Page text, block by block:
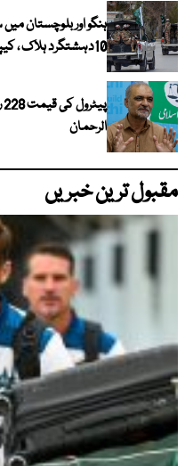
ہنگو اور بلوچستان میں
10دہشتگرد ہلاک ، کیپٹن شہید
الرحمان
مقبول ترین خبریں